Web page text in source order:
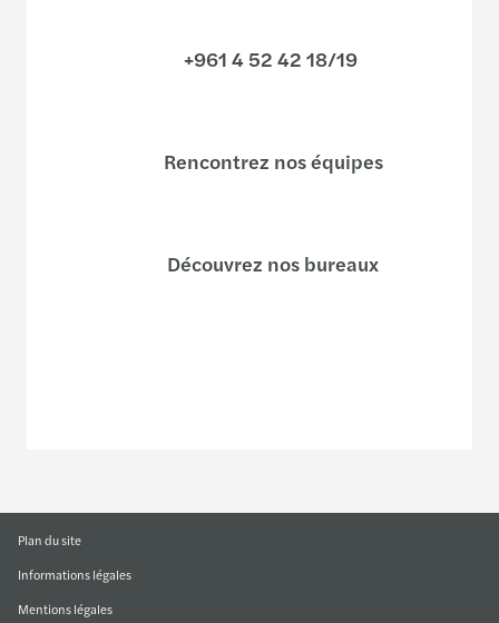
+961 4 52 42 18/19
Rencontrez nos équipes
Découvrez nos bureaux
Plan du site
Informations légales
Mentions légales